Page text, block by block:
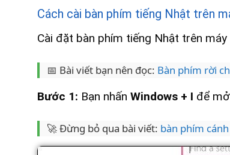
Cách cài bàn phím tiếng Nhật trên
Cài đặt bàn phím tiếng Nhật trên
📅 Bài viết bạn nên đọc: Bàn phím rời
Bước 1: Bạn nhấn Windows + I để
🚀 Đừng bỏ qua bài viết: bàn phím